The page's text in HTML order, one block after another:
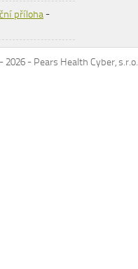
příloha-
2026 - Pears Health Cyber, s.r.o.